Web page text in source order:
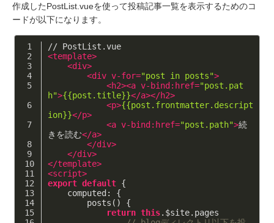
作成したPostList.vueを使って投稿記事一覧を表示するためのコ
ードが以下になります。
// PostList.vue
<template>
<div>
<div v-for="post in posts">
<h2><a v-bind:href="post.pat
h">{{post.title}}</a></h2>
<p>{{post.frontmatter.descript
ion}}</p>
<a v-bind:href="post.path">続
きを読む</a>
</div>
</div>
</template>
<script>
export default {
computed : {
        posts() {
return this.$site.pages